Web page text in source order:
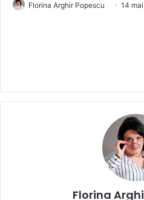
Florina Arghir Popescu 14
Florina